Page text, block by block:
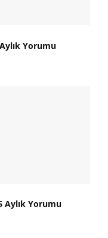
Yorumu
Aylık Yorumu